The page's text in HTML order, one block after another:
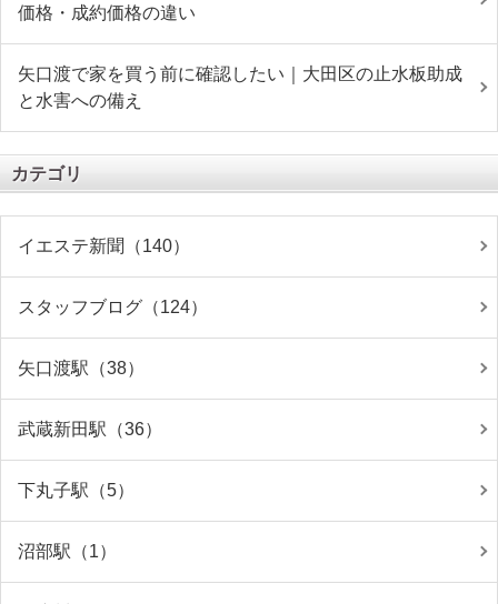
価格・成約価格の違い
矢口渡で家を買う前に確認したい｜大田区の止水板助成
と水害への備え
カテゴリ
イエステ新聞（140）
スタッフブログ（124）
矢口渡駅（38）
武蔵新田駅（36）
下丸子駅（5）
沼部駅（1）